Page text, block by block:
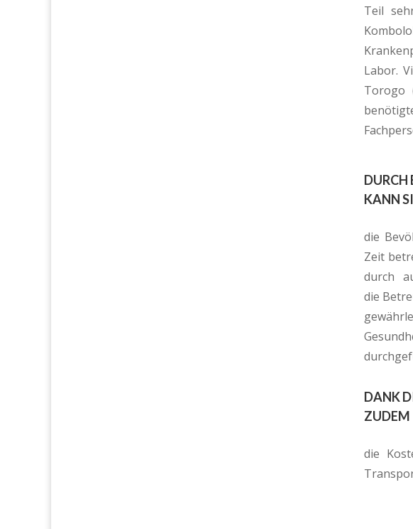
Teil
Labor.
Torogo
DURCH
KANN
die
Zeit
durch
die
DANK
ZUDEM
die